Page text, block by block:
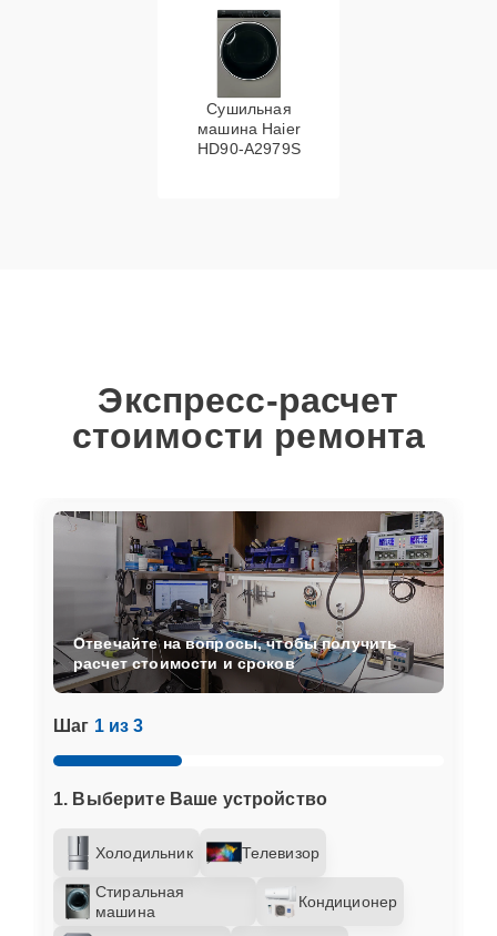
Сушильная
машина Haier
HD90-A2979S
Экспресс-расчет
стоимости ремонта
Шаг 1 из 3
1. Выберите Ваше устройство
Холодильник Телевизор
Стиральная
машина
Кондиционер
Отвечайте на вопросы, чтобы получить
расчет стоимости и сроков